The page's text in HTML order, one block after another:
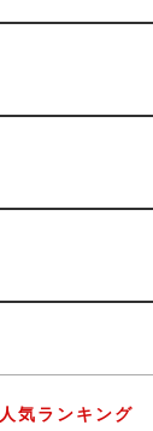
人気ランキング